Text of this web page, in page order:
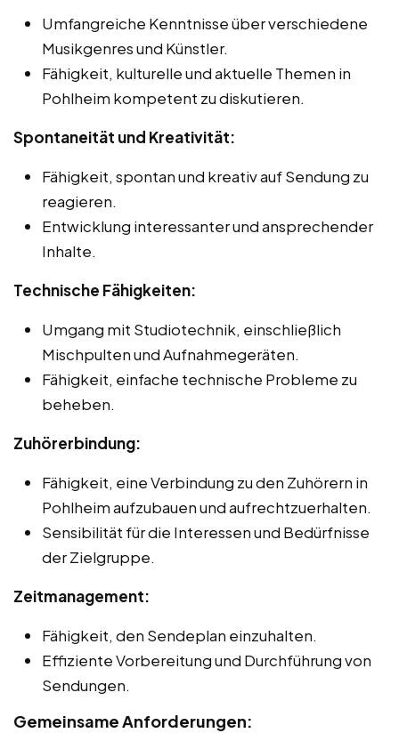
Umfangreiche Kenntnisse über verschiedene
Musikgenres und Künstler.
Fähigkeit, kulturelle und aktuelle Themen in
Pohlheim kompetent zu diskutieren.
Spontaneität und Kreativität:
Fähigkeit, spontan und kreativ auf Sendung zu
reagieren.
Entwicklung interessanter und ansprechender
Inhalte.
Technische Fähigkeiten:
Umgang mit Studiotechnik, einschließlich
Mischpulten und Aufnahmegeräten.
Fähigkeit, einfache technische Probleme zu
beheben.
Zuhörerbindung:
Fähigkeit, eine Verbindung zu den Zuhörern in
Pohlheim aufzubauen und aufrechtzuerhalten.
Sensibilität für die Interessen und Bedürfnisse
der Zielgruppe.
Zeitmanagement:
Fähigkeit, den Sendeplan einzuhalten.
Effiziente Vorbereitung und Durchführung von
Sendungen.
Gemeinsame Anforderungen: